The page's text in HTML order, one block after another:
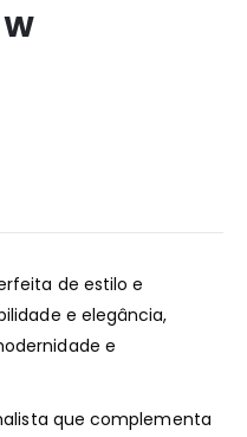
de estilo e
e elegância,
e
que complementa